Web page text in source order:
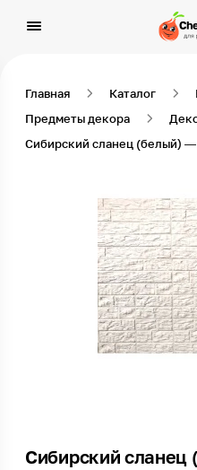
Главная Каталог
Предметы декора
Сибирский сланец (белый)
Сибирский сланец